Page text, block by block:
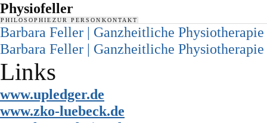
Physiofeller
PHILOSOPHIE ZUR PERSON KONTAKT
Barbara Feller | Ganzheitliche Physiotherapie
Barbara Feller | Ganzheitliche Physiotherapie
Links
www.upledger.de
www.zko-luebeck.de